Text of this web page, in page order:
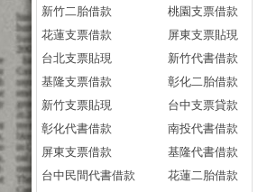
新竹二胎借款
桃園支票借款
花蓮支票借款
屏東支票貼現
台北支票貼現
新竹代書借款
基隆支票借款
彰化二胎借款
新竹支票貼現
台中支票貸款
彰化代書借款
南投代書借款
屏東支票借款
基隆代書借款
台中民間代書借款
花蓮二胎借款